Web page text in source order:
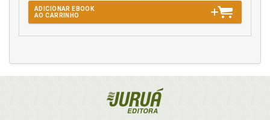
ADICIONAR EBOOK
AO CARRINHO